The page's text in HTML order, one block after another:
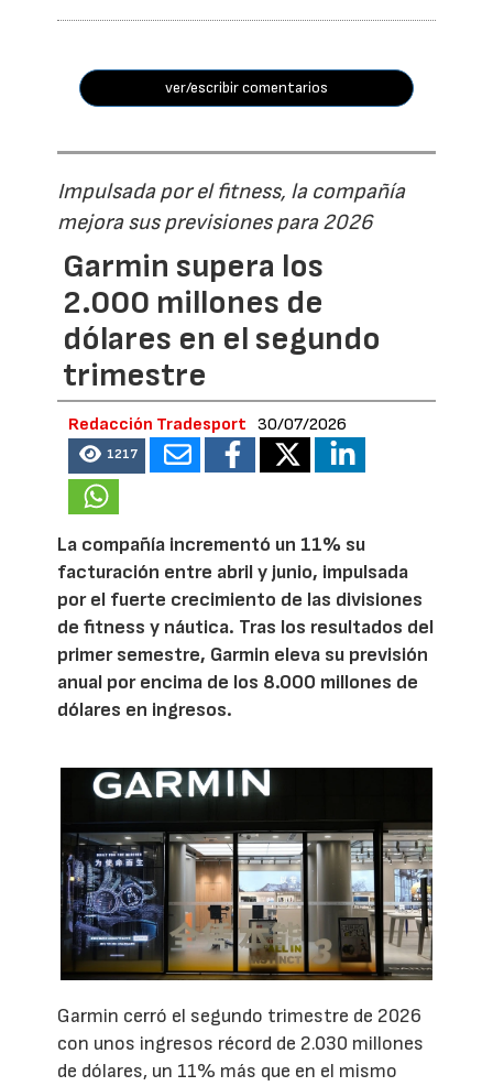
ver/escribir comentarios
Impulsada por el fitness, la compañía
mejora sus previsiones para 2026
Garmin supera los
2.000 millones de
dólares en el segundo
trimestre
Redacción Tradesport 30/07/2026
1217
La compañía incrementó un 11% su
facturación entre abril y junio, impulsada
por el fuerte crecimiento de las divisiones
de fitness y náutica. Tras los resultados del
primer semestre, Garmin eleva su previsión
anual por encima de los 8.000 millones de
dólares en ingresos.
Garmin cerró el segundo trimestre de 2026
con unos ingresos récord de 2.030 millones
de dólares, un 11% más que en el mismo